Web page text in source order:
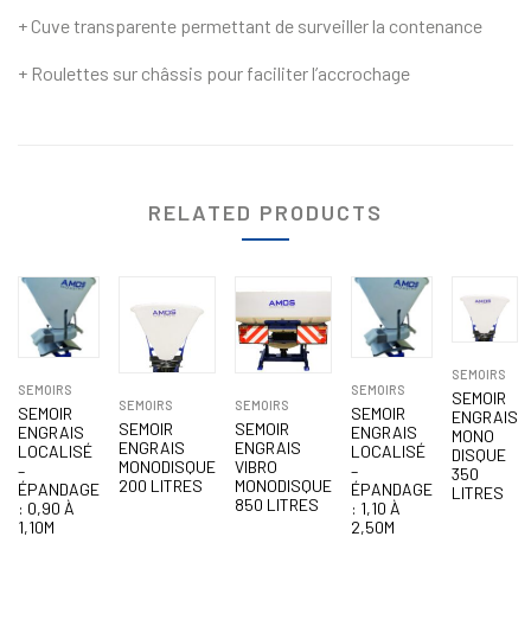
+ Cuve transparente permettant de surveiller la contenance
+ Roulettes sur châssis pour faciliter l’accrochage
RELATED PRODUCTS
SEMOIRS
SEMOIR
ENGRAIS
LOCALISÉ
–
ÉPANDAGE
: 0,90 À
1,10M
SEMOIRS
SEMOIR
ENGRAIS
MONODISQUE
200 LITRES
SEMOIRS
SEMOIR
ENGRAIS
VIBRO
MONODISQUE
850 LITRES
SEMOIRS
SEMOIR
ENGRAIS
LOCALISÉ
–
ÉPANDAGE
: 1,10 À
2,50M
SEMOIRS
SEMOIR
ENGRAIS
MONO
DISQUE
350
LITRES